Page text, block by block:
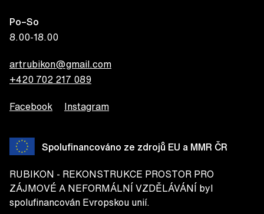
Po–So
8.00-18.00
artrubikon@gmail.com
+420 702 217 089
Facebook Instagram
Spolufinancováno ze zdrojů EU a MMR ČR
RUBIKON - REKONSTRUKCE PROSTOR PRO
ZÁJMOVÉ A NEFORMÁLNÍ VZDĚLÁVÁNÍ byl
spolufinancován Evropskou unií.